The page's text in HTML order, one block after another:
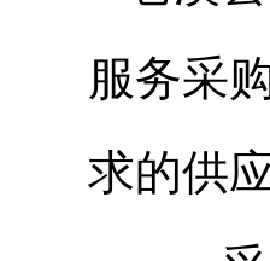
服务采
求的供